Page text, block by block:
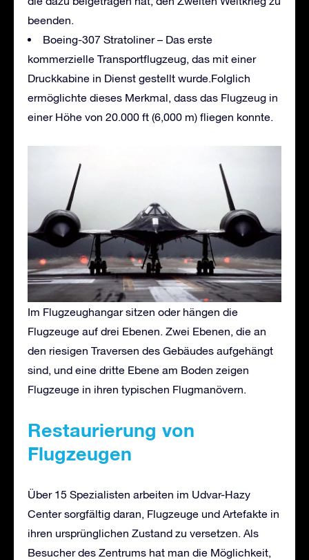
beenden.
Boeing-307 Stratoliner – Das erste
kommerzielle Transportflugzeug, das mit einer
Druckkabine in Dienst gestellt wurde.Folglich
ermöglichte dieses Merkmal, dass das Flugzeug in
einer Höhe von 20.000 ft (6,000 m) fliegen konnte.
Im Flugzeughangar sitzen oder hängen die
Flugzeuge auf drei Ebenen. Zwei Ebenen, die an
den riesigen Traversen des Gebäudes aufgehängt
sind, und eine dritte Ebene am Boden zeigen
Flugzeuge in ihren typischen Flugmanövern.
Restaurierung von
Flugzeugen
Über 15 Spezialisten arbeiten im Udvar-Hazy
Center sorgfältig daran, Flugzeuge und Artefakte in
ihren ursprünglichen Zustand zu versetzen. Als
Besucher des Zentrums hat man die Möglichkeit,